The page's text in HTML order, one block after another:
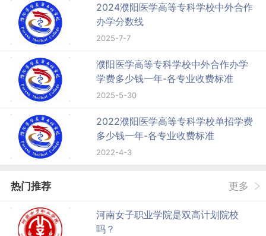
2024濮阳医学高等专科学校中外合作
办学分数线
2025-7-7
濮阳医学高等专科学校中外合作办学
学费多少钱一年-各专业收费标准
2025-5-30
2022濮阳医学高等专科学校单招学费
多少钱一年-各专业收费标准
2022-4-3
热门推荐 更多
河南女子职业学院是双高计划院校
吗？